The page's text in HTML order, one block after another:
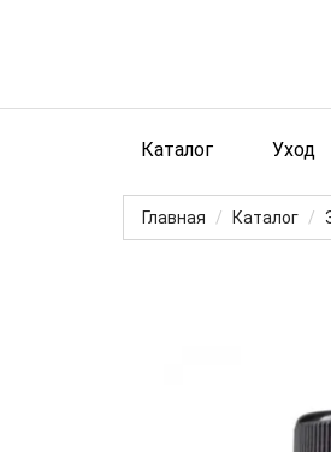
Каталог Уход
Главная Каталог